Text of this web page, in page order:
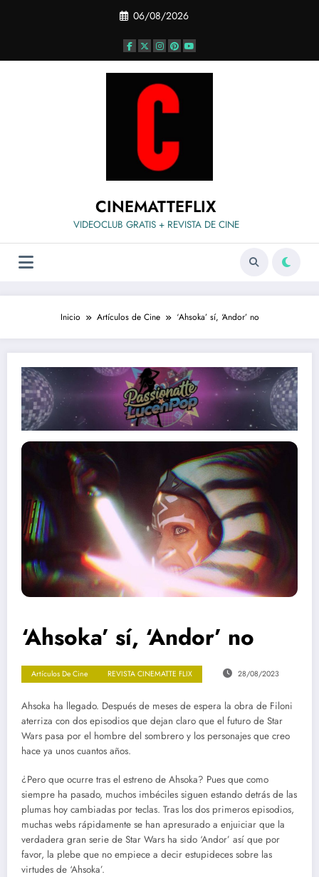
06/08/2026
CINEMATTEFLIX
VIDEOCLUB GRATIS + REVISTA DE CINE
Inicio Artículos de Cine ‘Ahsoka’ sí, ‘Andor’ no
‘Ahsoka’ sí, ‘Andor’ no
Artículos De Cine REVISTA CINEMATTE FLIX 28/08/2023
Ahsoka ha llegado. Después de meses de espera la obra de Filoni
aterriza con dos episodios que dejan claro que el futuro de Star
Wars pasa por el hombre del sombrero y los personajes que creo
hace ya unos cuantos años.
¿Pero que ocurre tras el estreno de Ahsoka? Pues que como
siempre ha pasado, muchos imbéciles siguen estando detrás de las
plumas hoy cambiadas por teclas. Tras los dos primeros episodios,
muchas webs rápidamente se han apresurado a enjuiciar que la
verdadera gran serie de Star Wars ha sido ‘Andor’ así que por
favor, la plebe que no empiece a decir estupideces sobre las
virtudes de ‘Ahsoka’.